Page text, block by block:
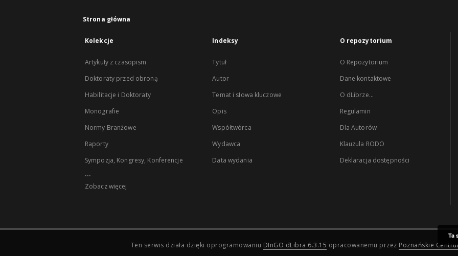
Strona główna
Kolekcje
Artykuły z czasopism
Doktoraty przed obroną
Habilitacje i Doktoraty
Monografie
Normy Branżowe
Raporty
Sympozja, Kongresy, Konferencje
...
Zobacz więcej
Indeksy
Tytuł
Autor
Temat i słowa kluczowe
Opis
Współtwórca
Wydawca
Data wydania
O repozytorium
O Repozytorium
Dane kontaktowe
O dLibrze...
Regulamin
Dla Autorów
Klauzula RODO
Deklaracja dostępności
Ten serwis działa dzięki oprogramowaniu DInGO dLibra 6.3.15 opracowanemu przez Poznańskie
Ta